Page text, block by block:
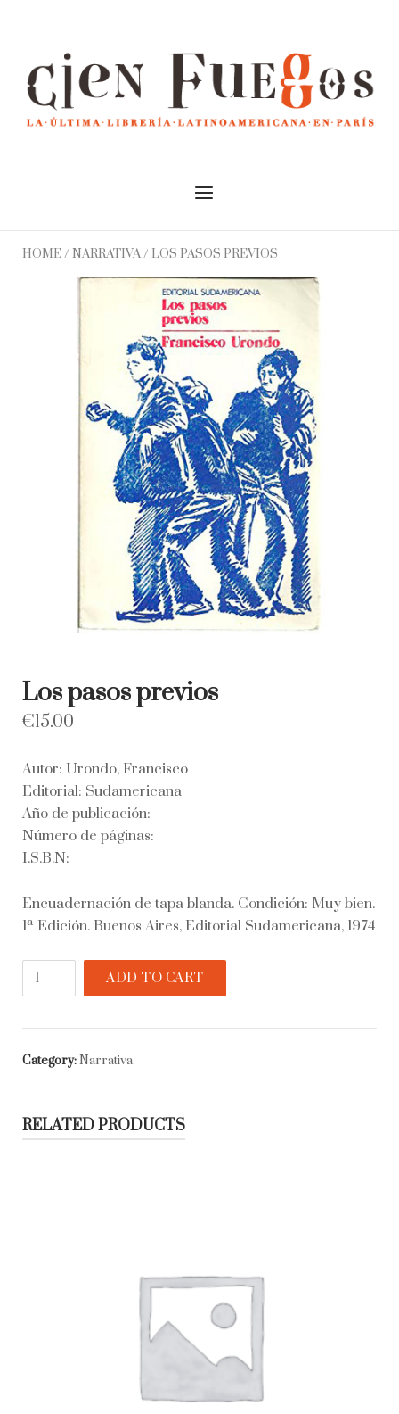
Menu
HOME/ NARRATIVA/ LOS PASOS PREVIOS
Los pasos previos
€15.00
Autor: Urondo, Francisco
Editorial: Sudamericana
Año de publicación:
Número de páginas:
I.S.B.N:
Encuadernación de tapa blanda. Condición: Muy bien.
1ª Edición. Buenos Aires, Editorial Sudamericana, 1974
Los
quantity
ADD TO CART
Category:Narrativa
RELATED PRODUCTS